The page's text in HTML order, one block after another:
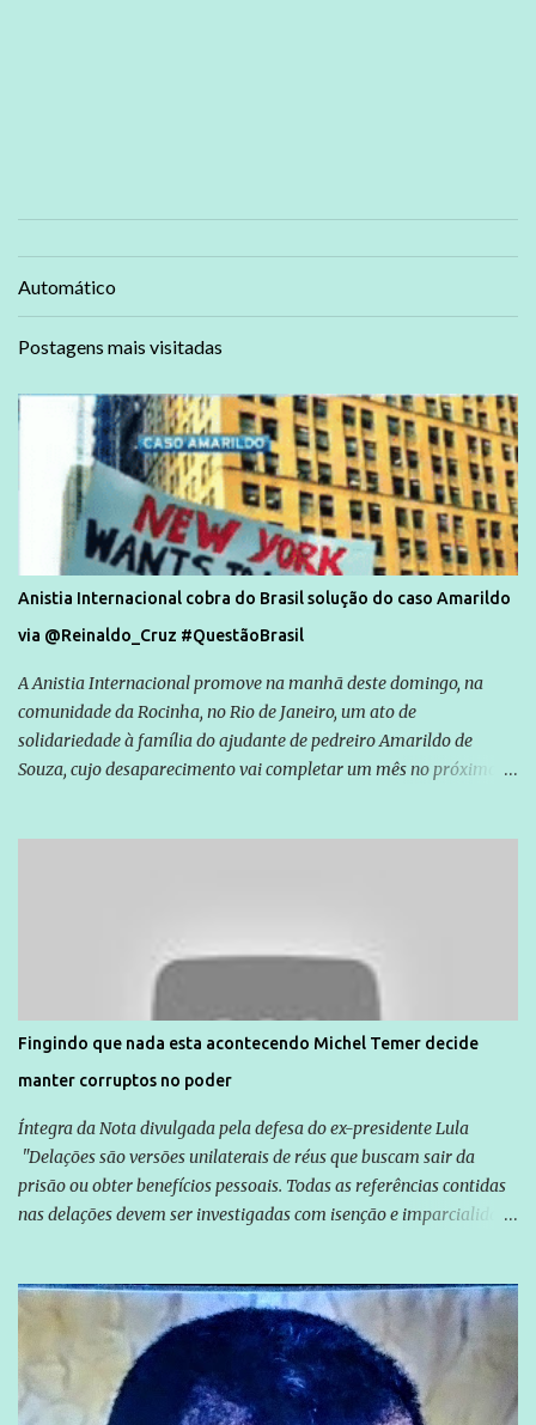
Automático
Postagens mais visitadas
Anistia Internacional cobra do Brasil solução do caso Amarildo
via @Reinaldo_Cruz #QuestãoBrasil
A Anistia Internacional promove na manhã deste domingo, na
comunidade da Rocinha, no Rio de Janeiro, um ato de
solidariedade à família do ajudante de pedreiro Amarildo de
Souza, cujo desaparecimento vai completar um mês no próximo
são vítimas de violência, estão em situação de risco ou têm seus
direitos violados. Leia mais: Anistia Internacional cobra do Brasil
solução do caso Amarildo - Terra Brasil
Fingindo que nada esta acontecendo Michel Temer decide
manter corruptos no poder
Íntegra da Nota divulgada pela defesa do ex-presidente Lula
"Delações são versões unilaterais de réus que buscam sair da
prisão ou obter benefícios pessoais. Todas as referências contidas
nas delações devem ser investigadas com isenção e imparcialidade
Globo manteve com o Grupo Odebrecht, citada na delação de
Emílio Odebrecht. Lula sempre atuou para promover o Brasil no
exterior, e não para promover determinadas empresas ou
empresários" Assina a nota o advogado Cristiano Zanin Martins